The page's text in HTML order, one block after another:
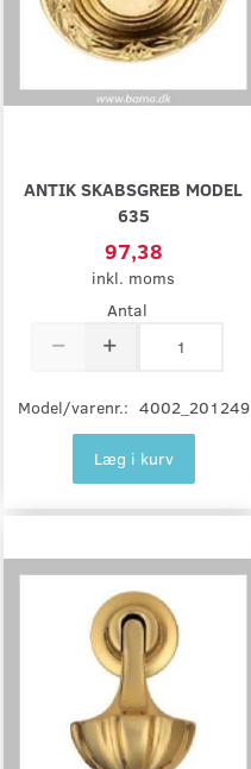
ANTIK SKABSGREB MODEL
635
97,38
inkl. moms
Antal
Model/varenr.: 4002_201249
Læg i kurv